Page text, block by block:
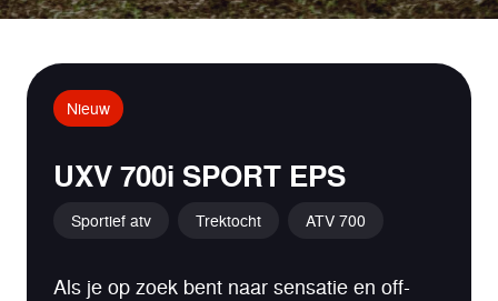
Nieuw
UXV 700i SPORT EPS
Sportief atv Trektocht ATV 700
Als je op zoek bent naar sensatie en off-